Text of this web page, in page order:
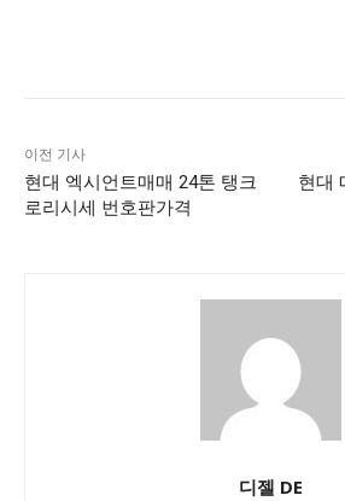
이전 기사
현대 엑시언트매매 24톤 탱크
로리시세 번호판가격
현대
디젤 DE